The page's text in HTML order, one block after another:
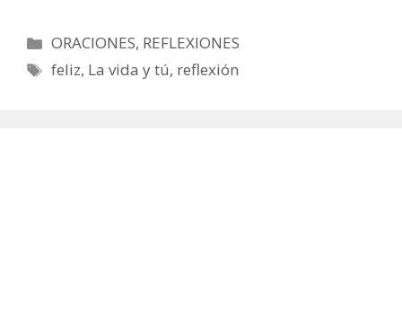
Categorías
ORACIONES, REFLEXIONES
Etiquetas
feliz, La vida y tú, reflexión